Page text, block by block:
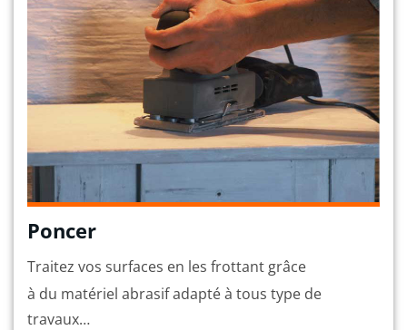
Poncer
Traitez vos surfaces en les frottant grâce
à du matériel abrasif adapté à tous type de
travaux…